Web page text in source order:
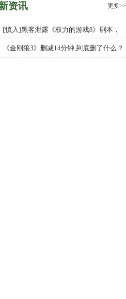
资讯 更多>>
[慎入]黑客泄露《权力的游戏8》剧本，
的游戏第八季什么时候上映播出？
《金刚狼3》删减14分钟,到底删了什么？